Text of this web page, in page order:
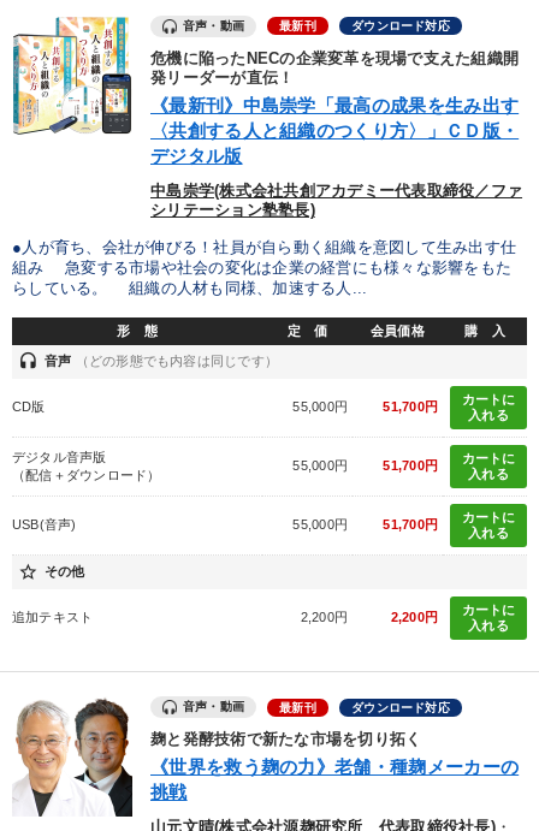
理念・パーパス
M&A 健康・ウェルビーイング 交渉 企業文化
心を磨く お金の授業 地方企業の勝ち方
広報・PR 通信販売
多様性・ダイバーシティ 話し方 入門篇 一流人
音声・動画 最新刊 ダウンロード対応
危機に陥ったNECの企業変革を現場で支えた組織開
発リーダーが直伝！
《最新刊》中島崇学「最高の成果を生み出す
〈共創する人と組織のつくり方〉」ＣＤ版・
デジタル版
中島崇学(株式会社共創アカデミー代表取締役／ファ
シリテーション塾塾長)
●人が育ち、会社が伸びる！社員が自ら動く組織を意図して生み出す仕
組み 急変する市場や社会の変化は企業の経営にも様々な影響をもた
らしている。 組織の人材も同様、加速する人...
形 態 定 価 会員価格 購 入
headset 音声 （どの形態でも内容は同じです）
CD版 55,000円 51,700円
カートに
入れる
デジタル音声版
（配信＋ダウンロード）
55,000円 51,700円
カートに
入れる
USB(音声) 55,000円 51,700円
カートに
入れる
star_border その他
追加テキスト 2,200円 2,200円
カートに
入れる
音声・動画 最新刊 ダウンロード対応
麹と発酵技術で新たな市場を切り拓く
《世界を救う麹の力》老舗・種麹メーカーの
挑戦